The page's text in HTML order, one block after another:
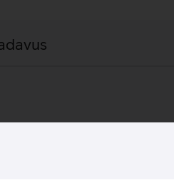
või lapsele tema päris
Mobiiltelefon on 2,8-tollise
olgu selleks FM
ning helistaja infot.